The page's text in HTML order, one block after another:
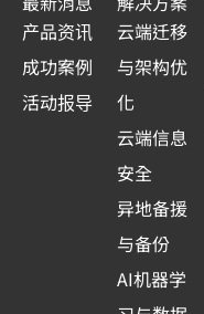
产品资讯
成功案例
活动报导
云端迁移
与架构优
化
云端信息
安全
异地备援
与备份
AI机器学